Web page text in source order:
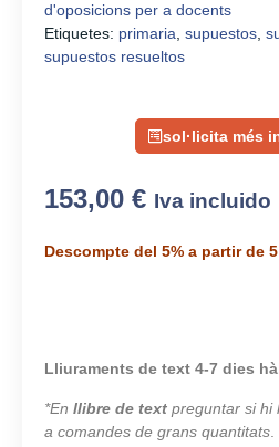
d'oposicions per a docents
Etiquetes: primaria supuestos
supuestos resueltos
sol·licita més
153,00 € Iva incluido
Descompte del 5% a partir de
Lliuraments de text 4-7 dies
*En llibre de text preguntar si hi
a comandes de grans quantitats